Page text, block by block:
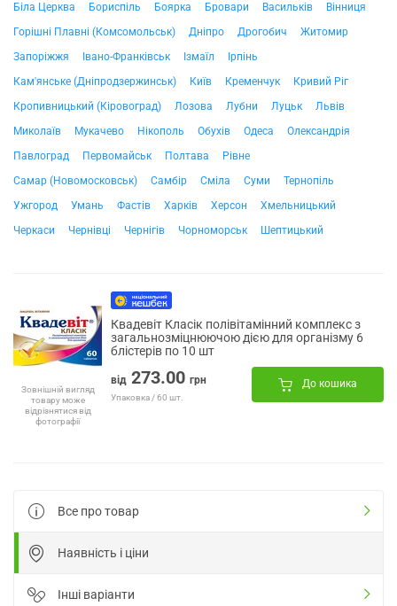
Біла Церква Бориспіль Боярка Бровари Васильків
Вінниця
Горішні Плавні (Комсомольськ)
Дніпро Дрогобич
Житомир
Запоріжжя
Івано-Франківськ Ізмаїл
Ірпінь
Кам'янське (Дніпродзержинськ)
Київ Кременчук
Кривий Ріг
Кропивницький (Кіровоград)
Лозова Лубни Луцьк
Львів
Миколаїв
Мукачево Нікополь Обухів Одеса
Олександрія
Павлоград
Первомайськ Полтава
Рівне
Самар (Новомосковськ)
Самбір Сміла Суми
Тернопіль
Ужгород
Умань Фастів Харків Херсон
Хмельницький
Черкаси
Чернівці Чернігів Чорноморськ Шептицький
Зовнішній вигляд
товару може
відрізнятися від
фотографії
Квадевіт Класік полівітамінний комплекс з
загальнозміцнюючою дією для організму 6
блістерів по 10 шт
від 273.00 грн
Упаковка / 60 шт.
До кошика
Все про товар
Наявність і ціни
Інші варіанти